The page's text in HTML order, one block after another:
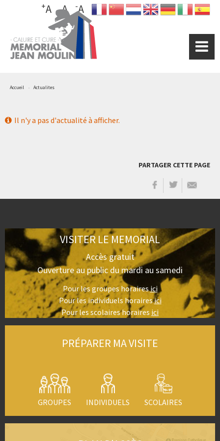
principal
-A
A
+A
Accueil Actualites
Il n'y a pas d'actualité à afficher.
PARTAGER CETTE PAGE
VISITER LE MEMORIAL
Accès gratuit
Ouverture au public du mardi au samedi
Pour les groupes horairesici
Pour les individuels horairesici
Pour les scolaires horaires ici
PRÉPARER MA VISITE
GROUPES INDIVIDUELS SCOLAIRES